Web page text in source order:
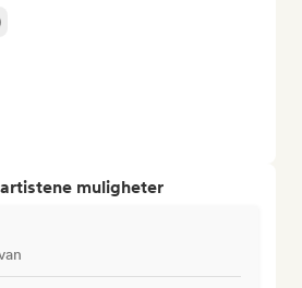
muligheter